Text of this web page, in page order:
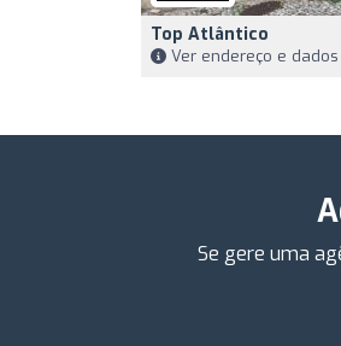
Top Atlântico
Ver endereço e
Se gere uma